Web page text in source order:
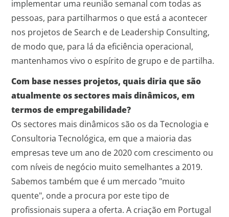
implementar uma reunião semanal com todas as
pessoas, para partilharmos o que está a acontecer
nos projetos de Search e de Leadership Consulting,
de modo que, para lá da eficiência operacional,
mantenhamos vivo o espírito de grupo e de partilha.
Com base nesses projetos, quais diria que são
atualmente os sectores mais dinâmicos, em
termos de empregabilidade?
Os sectores mais dinâmicos são os da Tecnologia e
Consultoria Tecnológica, em que a maioria das
empresas teve um ano de 2020 com crescimento ou
com níveis de negócio muito semelhantes a 2019.
Sabemos também que é um mercado "muito
quente", onde a procura por este tipo de
profissionais supera a oferta. A criação em Portugal